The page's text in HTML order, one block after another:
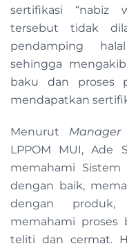
sertifikasi “nabiz
tersebut tidak
pendamping
sehingga
baku dan proses
mendapatkan
Menurut
LPPOM MUI, Ade
memahami Sistem
dengan baik,
dengan
memahami proses
teliti dan cermat.